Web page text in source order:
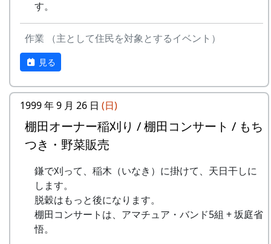
里山の自然と暮らしを守ろうと、全国に棚田オー
ある都会の若者が、棚田で田植えをして地元の人
に管理してもらい、収穫を楽しみに１年を過ごす
姿を想像して詩を書きました。
相棒の“うらめしあ”が曲をつけてくれて、兵庫県
のとある棚田コンサート（収穫日に田んぼでライ
ブする企画）でみんなで歌った思い出の楽曲で
す。（ポン四郎）
水と太陽の国で
9
⻩⾦の海
アンジェラ
10
11
帰郷〜2000〜9⽉吉
⽇
三畳⼀間
12 帰郷
なでしこ
13
僕は棚⽥の中にいる
14
静かに時は…
H CORPORATION
15
⽔と太陽の国で
メシアとポン四郎
バンド
す。
作業 （主として住民を対象とするイベント）
見る
1999 年 9 月 26 日 (日)
棚田オーナー稲刈り / 棚田コンサート / もち
つき・野菜販売
鎌で刈って、稲木（いなき）に掛けて、天日干しに
します。
脱穀はもっと後になります。
棚田コンサートは、アマチュア・バンド5組 + 坂庭省
悟。